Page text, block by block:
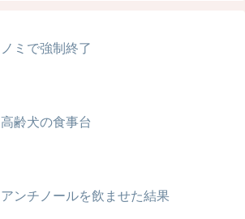
ノミで強制終了
高齢犬の食事台
アンチノールを飲ませた結果